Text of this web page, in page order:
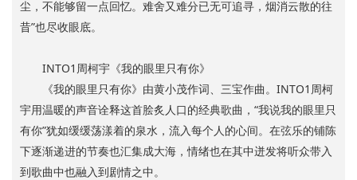
尘，不能够留一点回忆。难舍又难分已无可追寻，烟消云散的往
昔”也尽收眼底。
INTO1周柯宇《我的眼里只有你》
《我的眼里只有你》由黄小茂作词、三宝作曲。INTO1周柯
宇用温暖的声音诠释这首脍炙人口的经典歌曲，“我说我的眼里只
有你”犹如缓缓荡漾着的泉水，流入每个人的心间。在弦乐的铺陈
下逐渐递进的节奏也汇集成大海，情绪也在其中迸发将听众带入
到歌曲中也融入到剧情之中。